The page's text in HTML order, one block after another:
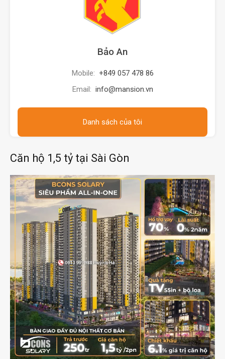
Bảo An
Mobile: +849 057 478 86
Email: info@mansion.vn
Danh sách của tôi
Căn hộ 1,5 tỷ tại Sài Gòn